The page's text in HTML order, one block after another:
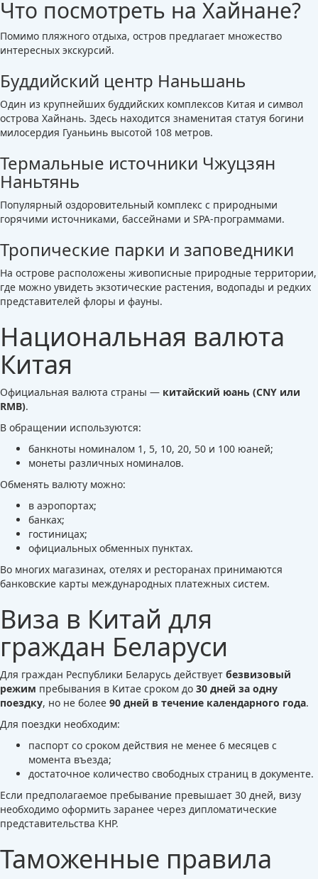
Что посмотреть на Хайнане?
Помимо пляжного отдыха, остров предлагает множество
интересных экскурсий.
Буддийский центр Наньшань
Один из крупнейших буддийских комплексов Китая и символ
острова Хайнань. Здесь находится знаменитая статуя богини
милосердия Гуаньинь высотой 108 метров.
Термальные источники Чжуцзян
Наньтянь
Популярный оздоровительный комплекс с природными
горячими источниками, бассейнами и SPA-программами.
Тропические парки и заповедники
На острове расположены живописные природные территории,
где можно увидеть экзотические растения, водопады и редких
представителей флоры и фауны.
Национальная валюта
Китая
Официальная валюта страны — китайский юань (CNY или
RMB).
В обращении используются:
банкноты номиналом 1, 5, 10, 20, 50 и 100 юаней;
монеты различных номиналов.
Обменять валюту можно:
в аэропортах;
банках;
гостиницах;
официальных обменных пунктах.
Во многих магазинах, отелях и ресторанах принимаются
банковские карты международных платежных систем.
Виза в Китай для
граждан Беларуси
Для граждан Республики Беларусь действует безвизовый
режим пребывания в Китае сроком до 30 дней за одну
поездку, но не более 90 дней в течение календарного года.
Для поездки необходим:
паспорт со сроком действия не менее 6 месяцев с
момента въезда;
достаточное количество свободных страниц в документе.
Если предполагаемое пребывание превышает 30 дней, визу
необходимо оформить заранее через дипломатические
представительства КНР.
Таможенные правила